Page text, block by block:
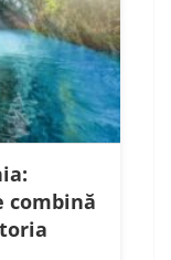
combină